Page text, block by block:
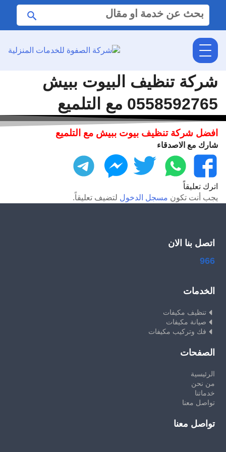
البحث
عن:
شركة تنظيف البيوت ببيش
0558592765 مع التلميع
افضل شركة تنظيف بيوت ببيش مع التلميع
شارك مع الاصدقاء
فيسبوك
واتساب تويتر ماسنجر
اترك تعليقاً
يجب أنت تكون مسجل الدخول لتضيف تعليقاً.
اتصل بنا الان
966
الخدمات
تنظيف مكيفات
صيانة مكيفات
فك وتركيب مكيفات
الصفحات
الرئيسية
من نحن
خدماتنا
تواصل معنا
تواصل معنا